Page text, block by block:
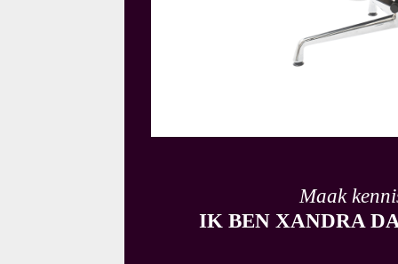
Maak
IK BEN XANDRA